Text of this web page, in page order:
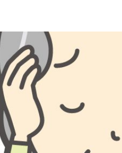
お知らせ
お盆期間中のご相談につい
て